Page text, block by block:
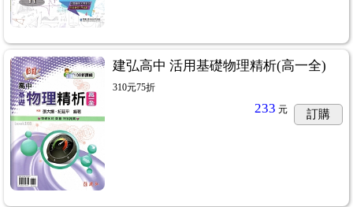
建弘高中 活用基礎物理精析(高一全)
310元75折
233 元 訂購